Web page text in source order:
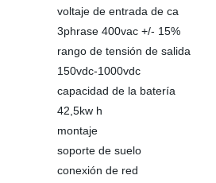
voltaje de entrada de ca
3phrase 400vac +/- 15%
rango de tensión de salida
150vdc-1000vdc
capacidad de la batería
42,5kw h
montaje
soporte de suelo
conexión de red